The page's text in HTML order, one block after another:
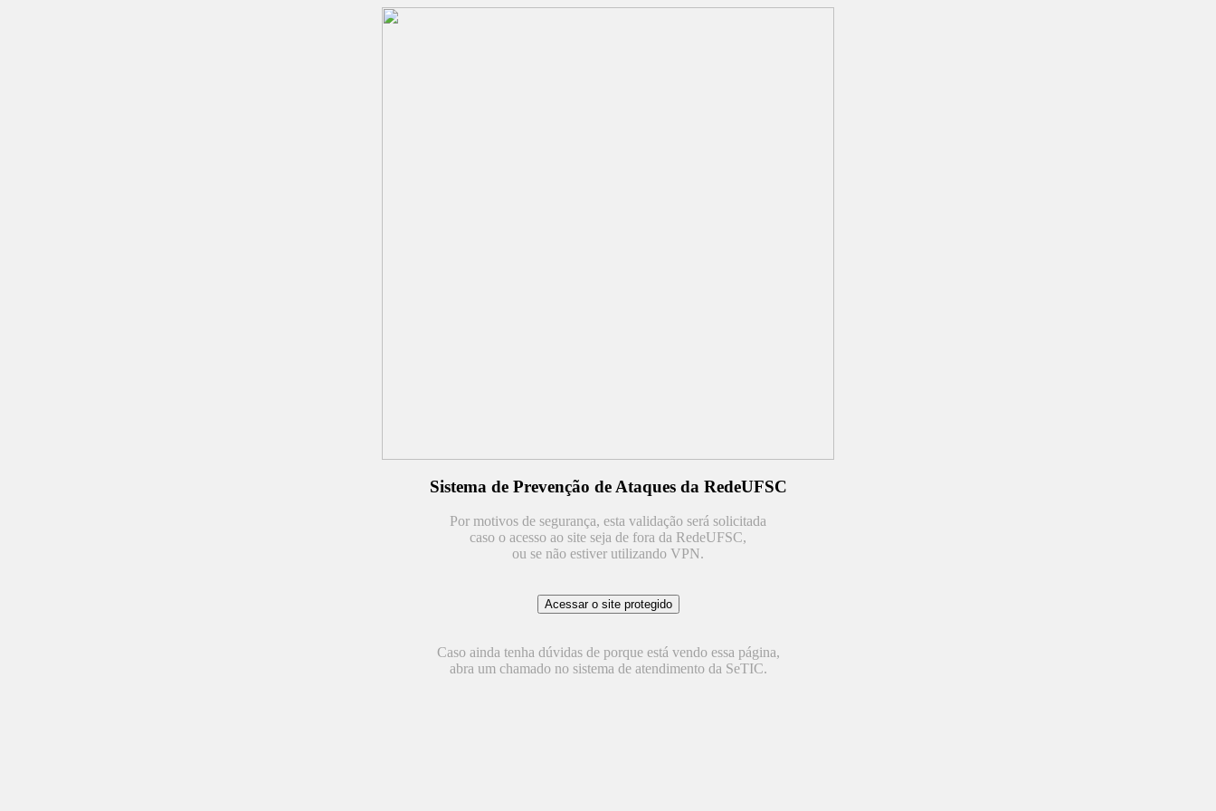
Sistema de Prevenção de Ataques da RedeUFSC
Por motivos de segurança, esta validação será solicitada
caso o acesso ao site seja de fora da RedeUFSC,
ou se não estiver utilizando VPN.
Caso ainda tenha dúvidas de porque está vendo essa página,
abra um chamado no sistema de atendimento da SeTIC.